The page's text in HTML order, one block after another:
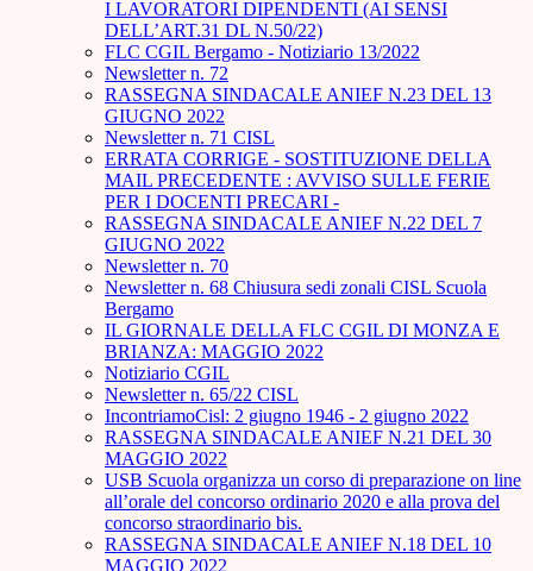
I LAVORATORI DIPENDENTI (AI SENSI
DELL’ART.31 DL N.50/22)
FLC CGIL Bergamo - Notiziario 13/2022
Newsletter n. 72
RASSEGNA SINDACALE ANIEF N.23 DEL 13
GIUGNO 2022
Newsletter n. 71 CISL
ERRATA CORRIGE - SOSTITUZIONE DELLA
MAIL PRECEDENTE : AVVISO SULLE FERIE
PER I DOCENTI PRECARI -
RASSEGNA SINDACALE ANIEF N.22 DEL 7
GIUGNO 2022
Newsletter n. 70
Newsletter n. 68 Chiusura sedi zonali CISL Scuola
Bergamo
IL GIORNALE DELLA FLC CGIL DI MONZA E
BRIANZA: MAGGIO 2022
Notiziario CGIL
Newsletter n. 65/22 CISL
IncontriamoCisl: 2 giugno 1946 - 2 giugno 2022
RASSEGNA SINDACALE ANIEF N.21 DEL 30
MAGGIO 2022
USB Scuola organizza un corso di preparazione on line
all’orale del concorso ordinario 2020 e alla prova del
concorso straordinario bis.
RASSEGNA SINDACALE ANIEF N.18 DEL 10
MAGGIO 2022